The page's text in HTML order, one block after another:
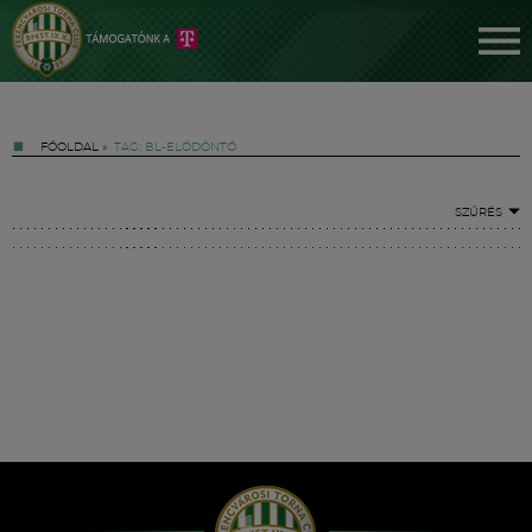
FŐOLDAL » TAG: BL-ELŐDÖNTŐ
SZŰRÉS
Hírek